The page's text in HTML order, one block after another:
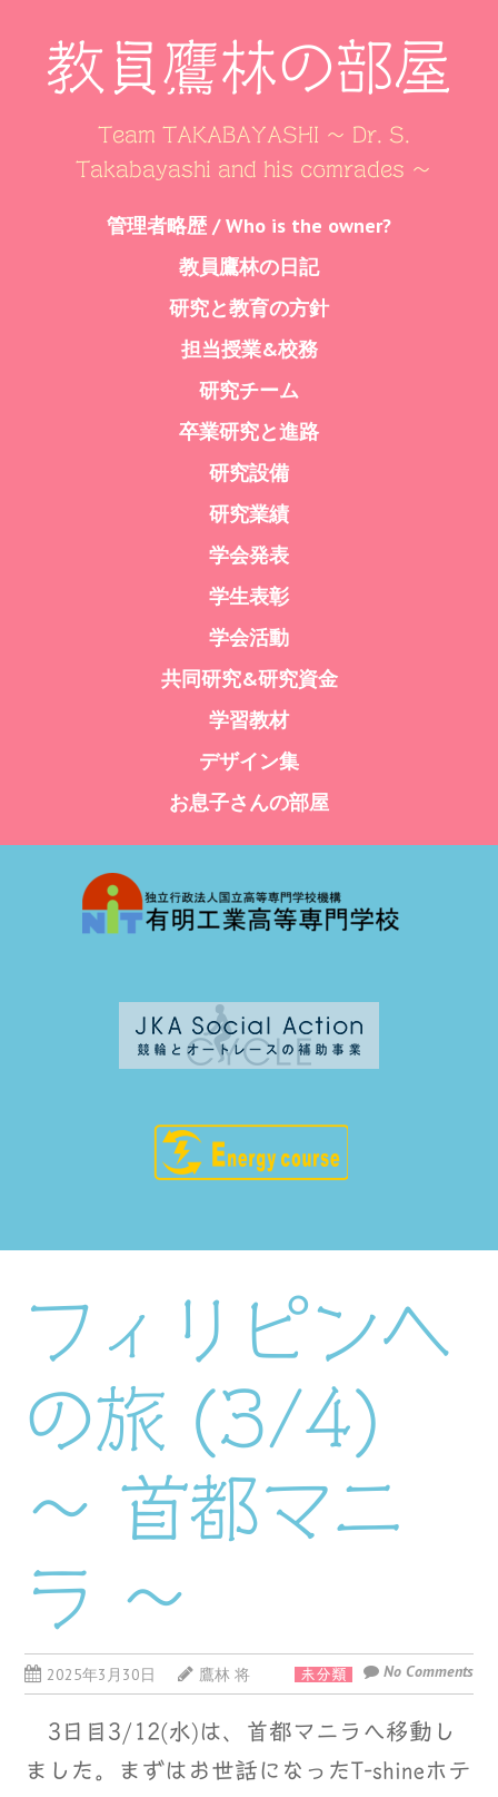
教員鷹林の部屋
Team TAKABAYASHI ～ Dr. S.
Takabayashi and his comrades ～
管理者略歴 / Who is the owner?
教員鷹林の日記
研究と教育の方針
担当授業&校務
研究チーム
卒業研究と進路
研究設備
研究業績
学会発表
学生表彰
学会活動
共同研究&研究資金
学習教材
デザイン集
お息子さんの部屋
フィリピンへ
の旅 (3/4)
～ 首都マニ
ラ ～
2025年3月30日 鷹林 将 未分類 No Comments
3日目3/12(水)は、首都マニラへ移動し
ました。まずはお世話になったT-shineホテ